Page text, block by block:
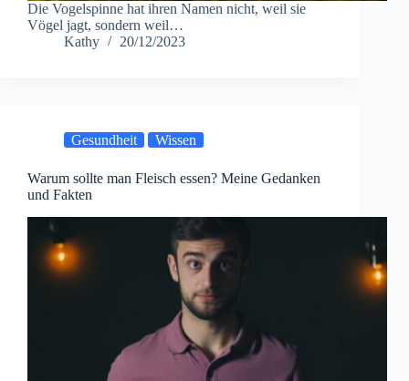
Die Vogelspinne hat ihren Namen nicht, weil sie
Vögel jagt, sondern weil…
Kathy
20/12/2023
Gesundheit Wissen
Warum sollte man Fleisch essen? Meine Gedanken
und Fakten